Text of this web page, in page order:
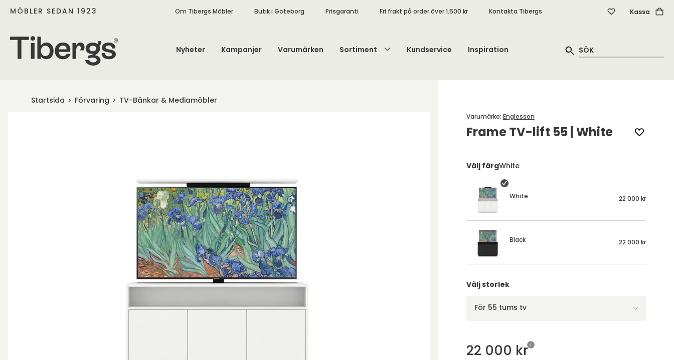
MÖBLER SEDAN 1923 Om Tibergs Möbler Butik i Göteborg Prisgaranti Fri frakt på order över 1.500 kr Kontakta Tibergs Kassa
Nyheter Kampanjer Varumärken Sortiment Kundservice Inspiration
Startsida Förvaring TV-Bänkar & Mediamöbler
Frame TV-lift 55 | White
Varumärke: Englesson
Välj färgWhite
White 22 000 kr
Black 22 000 kr
Välj storlek
För 55 tums tv
22 000 kr